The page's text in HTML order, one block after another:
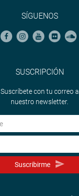
SÍGUENOS
SUSCRIPCIÓN
Suscríbete con tu correo a
nuestro newsletter.
Suscribirme